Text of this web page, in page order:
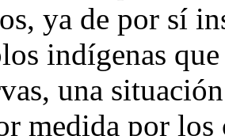
ya de por sí
indígenas
una
medida por